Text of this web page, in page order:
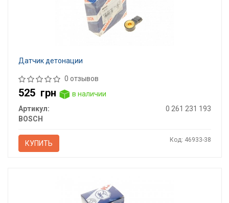
Датчик детонации
0 отзывов
525 грн
в наличии
Артикул:
0 261 231 193
BOSCH
КУПИТЬ Код: 46933-38